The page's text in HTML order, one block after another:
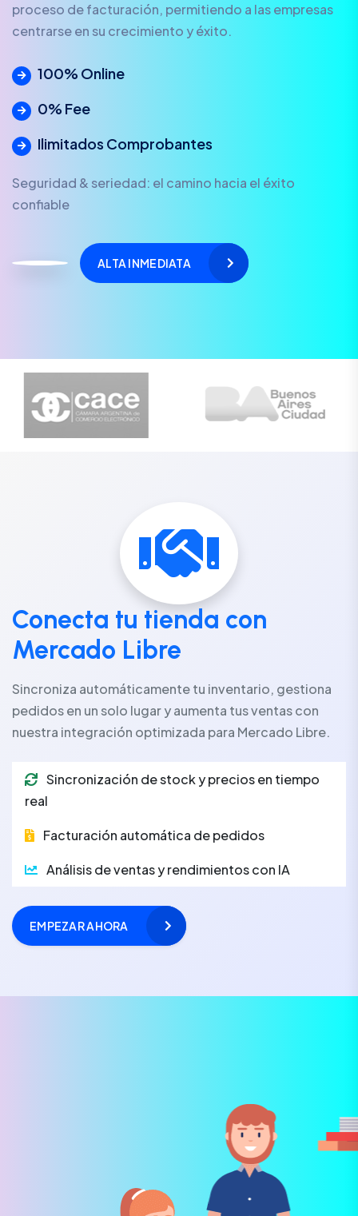
proceso de facturación, permitiendo a las empresas
centrarse en su crecimiento y éxito.
100% Online
0% Fee
Ilimitados Comprobantes
Seguridad & seriedad: el camino hacia el éxito
confiable
ALTA INMEDIATA
Conecta tu tienda con
Mercado Libre
Sincroniza automáticamente tu inventario, gestiona
pedidos en un solo lugar y aumenta tus ventas con
nuestra integración optimizada para Mercado Libre.
Sincronización de stock y precios en tiempo
real
Facturación automática de pedidos
Análisis de ventas y rendimientos con IA
EMPEZAR AHORA